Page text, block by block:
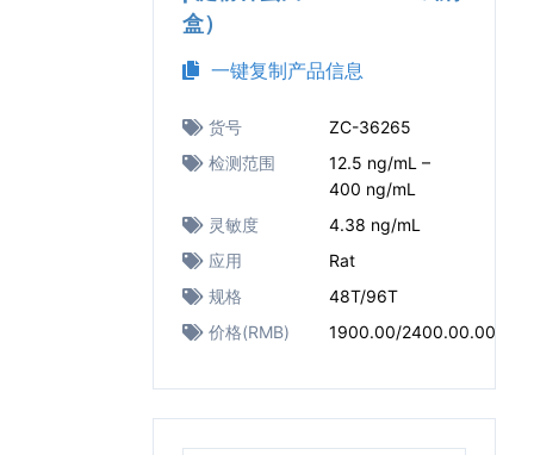
盒）
一键复制产品信息
货号
ZC-36265
检测范围
12.5 ng/mL –
400 ng/mL
灵敏度
4.38 ng/mL
应用
Rat
规格
48T/96T
价格(RMB)
1900.00/2400.00.00